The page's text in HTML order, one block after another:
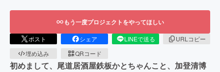
もう一度プロジェクトをやってほしい
ポスト シェア LINEで送る
URLコピー
埋め込み
QRコード
初めまして、尾道居酒屋鉄板かとちゃんこと、加登清博